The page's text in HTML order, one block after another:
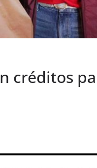
créditos